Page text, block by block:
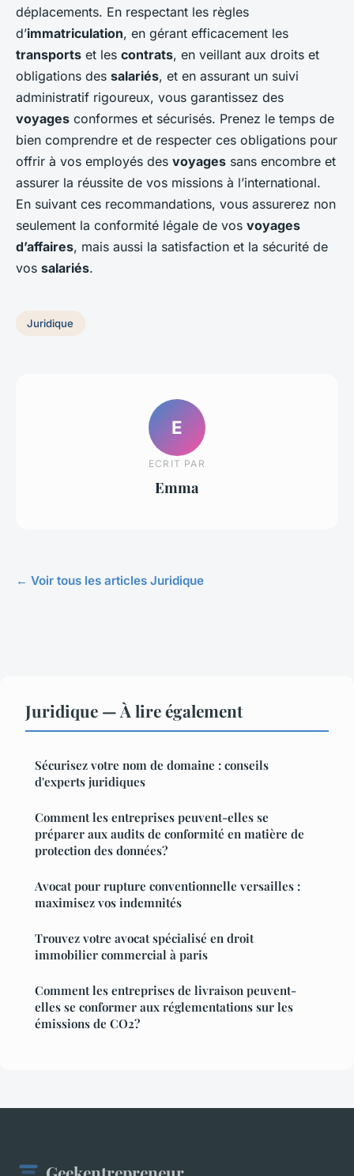
déplacements. En respectant les règles
d’immatriculation, en gérant efficacement les
transports et les contrats, en veillant aux droits et
obligations des salariés, et en assurant un suivi
administratif rigoureux, vous garantissez des
voyages conformes et sécurisés. Prenez le temps de
bien comprendre et de respecter ces obligations pour
offrir à vos employés des voyages sans encombre et
assurer la réussite de vos missions à l’international.
En suivant ces recommandations, vous assurerez non
seulement la conformité légale de vos voyages
d’affaires, mais aussi la satisfaction et la sécurité de
vos salariés.
Juridique
E
ECRIT PAR
Emma
← Voir tous les articles Juridique
Juridique — À lire également
Sécurisez votre nom de domaine : conseils
d'experts juridiques
Comment les entreprises peuvent-elles se
préparer aux audits de conformité en matière de
protection des données?
Avocat pour rupture conventionnelle versailles :
maximisez vos indemnités
Trouvez votre avocat spécialisé en droit
immobilier commercial à paris
Comment les entreprises de livraison peuvent-
elles se conformer aux réglementations sur les
émissions de CO2?